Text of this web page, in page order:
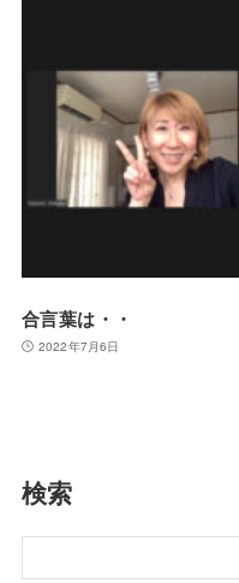
合言葉は・・
2022年7月6日
検索